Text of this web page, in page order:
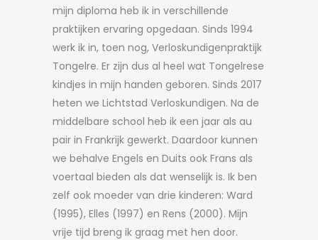
mijn diploma heb ik in verschillende
praktijken ervaring opgedaan. Sinds 1994
werk ik in, toen nog, Verloskundigenpraktijk
Tongelre. Er zijn dus al heel wat Tongelrese
kindjes in mijn handen geboren. Sinds 2017
heten we Lichtstad Verloskundigen. Na de
middelbare school heb ik een jaar als au
pair in Frankrijk gewerkt. Daardoor kunnen
we behalve Engels en Duits ook Frans als
voertaal bieden als dat wenselijk is. Ik ben
zelf ook moeder van drie kinderen: Ward
(1995), Elles (1997) en Rens (2000). Mijn
vrije tijd breng ik graag met hen door.